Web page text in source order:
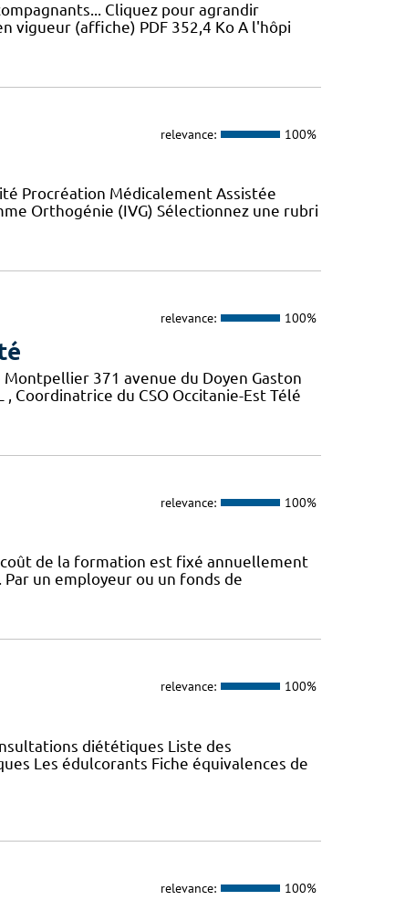
Cliquez pour agrandir
vigueur (affiche) PDF 352,4 Ko A l'hôpi
relevance: 100%
Procréation Médicalement Assistée
Orthogénie (IVG) Sélectionnez une rubri
relevance: 100%
371 avenue du Doyen Gaston
Coordinatrice du CSO Occitanie-Est Télé
relevance: 100%
de la formation est fixé annuellement
un employeur ou un fonds de
relevance: 100%
diététiques Liste des
Les édulcorants Fiche équivalences de
relevance: 100%